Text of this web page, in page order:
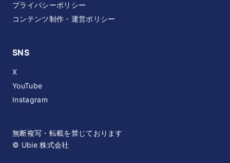
プライバシーポリシー
コンテンツ制作・運営ポリシー
SNS
X
YouTube
Instagram
無断複写・転載を禁じております
© Ubie 株式会社